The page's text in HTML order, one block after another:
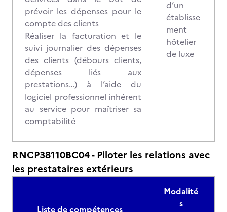
prévoir les dépenses pour le
compte des clients
Réaliser la facturation et le
suivi journalier des dépenses
des clients (débours clients,
dépenses liés aux
prestations…) à l’aide du
logiciel professionnel inhérent
au service pour maîtriser sa
comptabilité
d’un
établisse
ment
hôtelier
de luxe
RNCP38110BC04 - Piloter les relations avec
les prestataires extérieurs
Liste de compétences
Modalité
s